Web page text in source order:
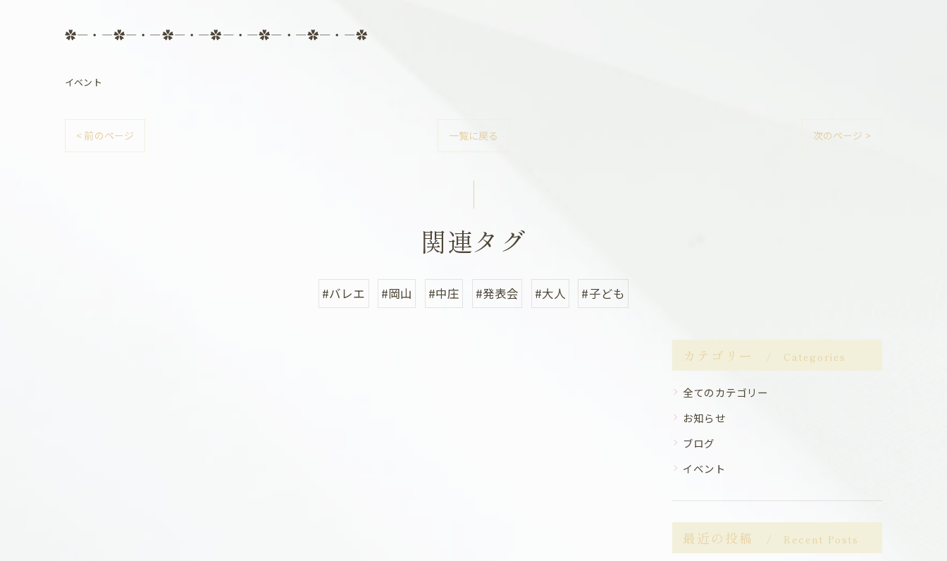
✿―・―✿―・―✿―・―✿―・―✿―・―✿―・―✿
イベント
< 前のページ 一覧に戻る 次のページ >
関連タグ
#バレエ #岡山 #中庄 #発表会 #大人 #子ども
カテゴリー Categories
全てのカテゴリー
お知らせ
ブログ
イベント
最近の投稿 Recent Posts